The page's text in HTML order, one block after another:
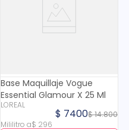
Base Maquillaje Vogue
Essential Glamour X 25 Ml
LOREAL
$14.800
$ 7400
Mililitro a$ 296